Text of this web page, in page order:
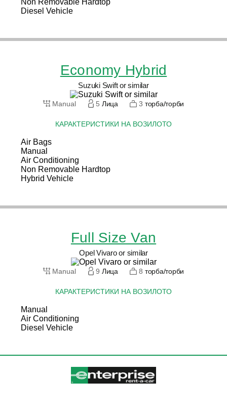
Non Removable Hardtop
Diesel Vehicle
Economy Hybrid
Suzuki Swift or similar
Manual 5 Лица 3 торба/торби
КАРАКТЕРИСТИКИ НА ВОЗИЛОТО
Air Bags
Manual
Air Conditioning
Non Removable Hardtop
Hybrid Vehicle
Full Size Van
Opel Vivaro or similar
Manual 9 Лица 8 торба/торби
КАРАКТЕРИСТИКИ НА ВОЗИЛОТО
Manual
Air Conditioning
Diesel Vehicle